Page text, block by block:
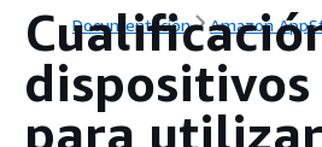
Documentación Amazon
dispositivos
para